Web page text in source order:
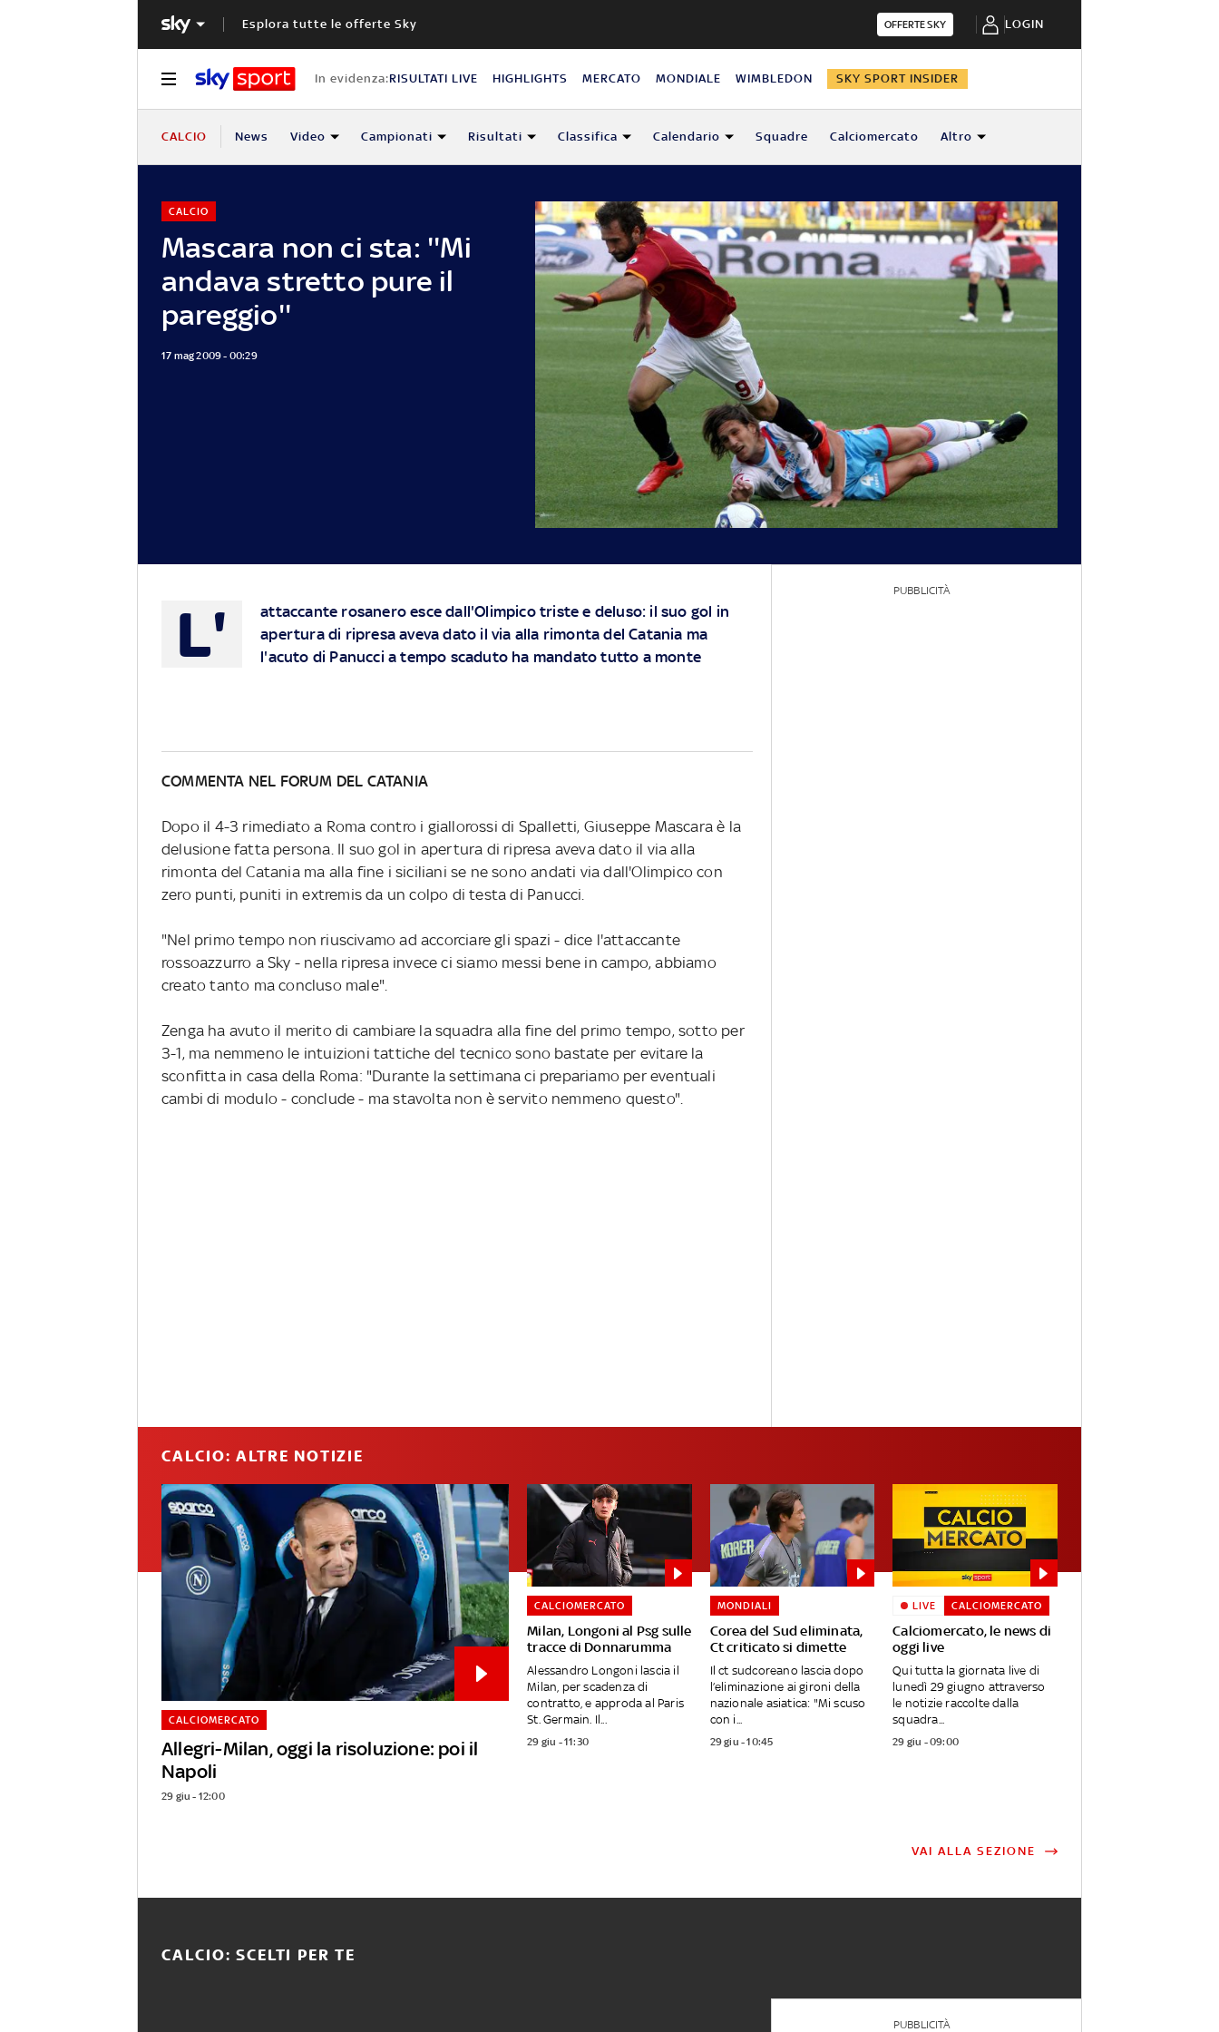
Esplora tutte le offerte Sky OFFERTE SKY LOGIN
In evidenza:RISULTATI LIVE HIGHLIGHTS MERCATO MONDIALE WIMBLEDON SKY SPORT INSIDER
CALCIO News Video Campionati Risultati Classifica Calendario Squadre Calciomercato Altro
Mascara non ci sta: ''Mi
andava stretto pure il
pareggio''
CALCIO
17 mag 2009 - 00:29
L'
attaccante rosanero esce dall'Olimpico triste e deluso: il suo gol in
apertura di ripresa aveva dato il via alla rimonta del Catania ma
l'acuto di Panucci a tempo scaduto ha mandato tutto a monte
COMMENTA NEL FORUM DEL CATANIA
Dopo il 4-3 rimediato a Roma contro i giallorossi di Spalletti, Giuseppe Mascara è la
delusione fatta persona. Il suo gol in apertura di ripresa aveva dato il via alla
rimonta del Catania ma alla fine i siciliani se ne sono andati via dall'Olimpico con
zero punti, puniti in extremis da un colpo di testa di Panucci.
"Nel primo tempo non riuscivamo ad accorciare gli spazi - dice l'attaccante
rossoazzurro a Sky - nella ripresa invece ci siamo messi bene in campo, abbiamo
creato tanto ma concluso male".
Zenga ha avuto il merito di cambiare la squadra alla fine del primo tempo, sotto per
3-1, ma nemmeno le intuizioni tattiche del tecnico sono bastate per evitare la
sconfitta in casa della Roma: "Durante la settimana ci prepariamo per eventuali
cambi di modulo - conclude - ma stavolta non è servito nemmeno questo".
PUBBLICITÀ
CALCIO: ALTRE NOTIZIE
Allegri-Milan, oggi la risoluzione: poi il
Napoli
CALCIOMERCATO
29 giu - 12:00
Milan, Longoni al Psg sulle
tracce di Donnarumma
CALCIOMERCATO
Alessandro Longoni lascia il
Milan, per scadenza di
contratto, e approda al Paris
St. Germain. Il...
29 giu - 11:30
Corea del Sud eliminata,
Ct criticato si dimette
MONDIALI
Il ct sudcoreano lascia dopo
l’eliminazione ai gironi della
nazionale asiatica: "Mi scuso
con i...
29 giu - 10:45
Calciomercato, le news di
oggi live
LIVE CALCIOMERCATO
Qui tutta la giornata live di
lunedì 29 giugno attraverso
le notizie raccolte dalla
squadra...
29 giu - 09:00
VAI ALLA SEZIONE
CALCIO: SCELTI PER TE
PUBBLICITÀ